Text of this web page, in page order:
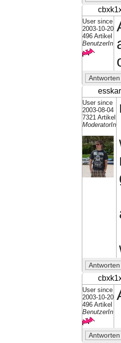
User since
2003-10-20
496 Artikel
BenutzerIn
esskar
User since
2003-08-04
7321 Artikel
ModeratorIn
User since
2003-10-20
496 Artikel
BenutzerIn